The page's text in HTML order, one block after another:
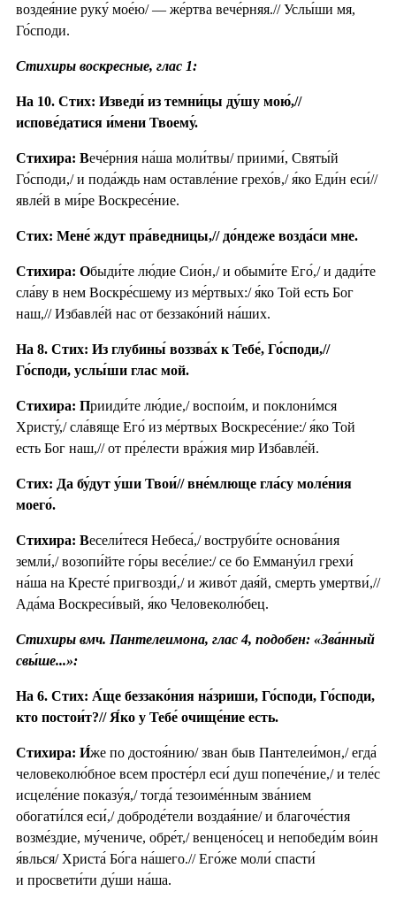
воздея́ние руку́ мое́ю/ — же́ртва вече́рняя.// Услы́ши мя,
Го́споди.
Стихиры воскресные, глас 1:
На 10. Стих: Изведи́ из темни́цы ду́шу мою́,//
испове́датися и́мени Твоему́.
Стихира: Вече́рния на́ша моли́твы/ приими́, Святы́й
Го́споди,/ и пода́ждь нам оставле́ние грехо́в,/ я́ко Еди́н еси́//
явле́й в ми́ре Воскресе́ние.
Стих: Мене́ ждут пра́ведницы,// до́ндеже возда́си мне.
Стихира: Обыди́те лю́дие Сио́н,/ и обыми́те Его́,/ и дади́те
сла́ву в нем Воскре́сшему из ме́ртвых:/ я́ко Той есть Бог
наш,// Избавле́й нас от беззако́ний на́ших.
На 8. Стих: Из глубины́ воззва́х к Тебе́, Го́споди,//
Го́споди, услы́ши глас мой.
Стихира: Прииди́те лю́дие,/ воспои́м, и поклони́мся
Христу́,/ сла́вяще Его́ из ме́ртвых Воскресе́ние:/ я́ко Той
есть Бог наш,// от пре́лести вра́жия мир Избавле́й.
Стих: Да бу́дут у́ши Твои́// вне́млюще гла́су моле́ния
моего́.
Стихира: Весели́теся Небеса́,/ воструби́те основа́ния
земли́,/ возопи́йте го́ры весе́лие:/ се бо Емману́ил грехи́
на́ша на Кресте́ пригвозди́,/ и живо́т дая́й, смерть умертви́,//
Ада́ма Воскреси́вый, я́ко Человеколю́бец.
Стихиры вмч. Пантелеимона, глас 4, подобен: «Зва́нный
свы́ше...»:
На 6. Стих: А́ще беззако́ния на́зриши, Го́споди, Го́споди,
кто постои́т?// Я́ко у Тебе́ очище́ние есть.
Стихира: И́же по достоя́нию/ зван быв Пантелеи́мон,/ егда́
человеколю́бное всем просте́рл еси́ душ попече́ние,/ и теле́с
исцеле́ние показу́я,/ тогда́ тезоиме́нным зва́нием
обогати́лся еси́,/ доброде́тели воздая́ние/ и благоче́стия
возме́здие, му́чениче, обре́т,/ венцено́сец и непобеди́м во́ин
я́влься/ Христа́ Бо́га на́шего.// Его́же моли́ спасти́
и просвети́ти ду́ши на́ша.